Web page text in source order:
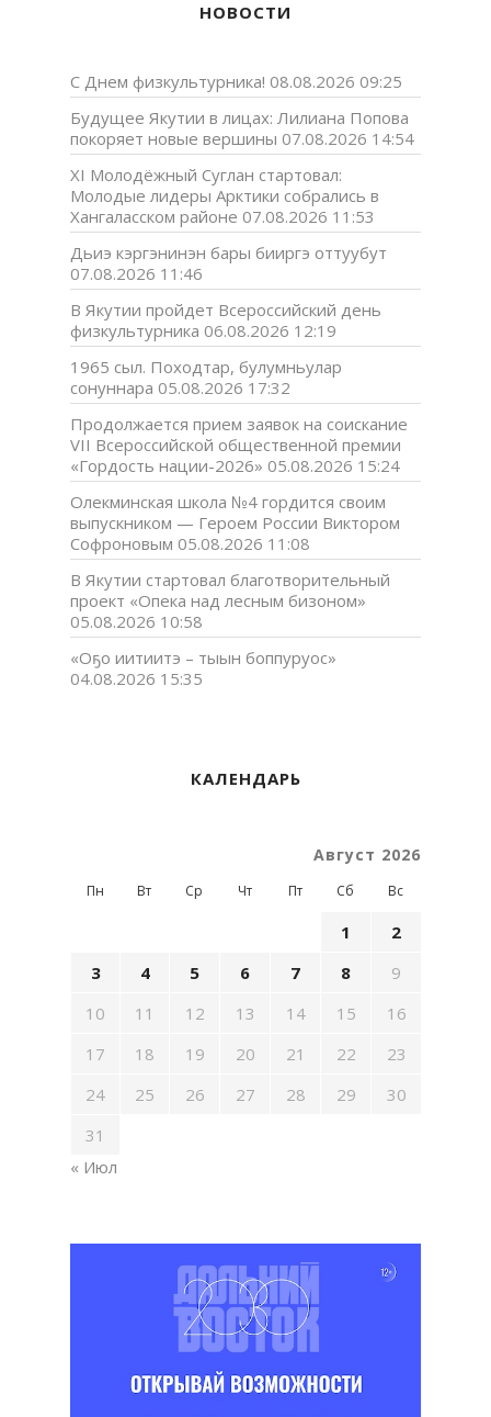
НОВОСТИ
С Днем физкультурника! 08.08.2026 09:25
Будущее Якутии в лицах: Лилиана Попова
покоряет новые вершины 07.08.2026 14:54
XI Молодёжный Суглан стартовал:
Молодые лидеры Арктики собрались в
Хангаласском районе 07.08.2026 11:53
Дьиэ кэргэнинэн бары бииргэ оттуубут
07.08.2026 11:46
В Якутии пройдет Всероссийский день
физкультурника 06.08.2026 12:19
1965 сыл. Походтар, булумньулар
сонуннара 05.08.2026 17:32
Продолжается прием заявок на соискание
VII Всероссийской общественной премии
«Гордость нации-2026» 05.08.2026 15:24
Олекминская школа №4 гордится своим
выпускником — Героем России Виктором
Софроновым 05.08.2026 11:08
В Якутии стартовал благотворительный
проект «Опека над лесным бизоном»
05.08.2026 10:58
«Оҕо иитиитэ – тыын боппуруос»
04.08.2026 15:35
КАЛЕНДАРЬ
Август 2026
Пн Вт Ср Чт Пт Сб Вс
1
2
3
4 5 6 7 8
9
10
11 12 13 14 15
16
17
18 19 20 21 22
23
24
25 26 27 28 29
30
31
« Июл